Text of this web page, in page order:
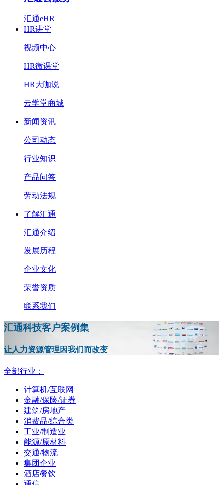
汇通eHR
HR讲堂
视频中心
HR微课堂
HR大咖说
云学堂商城
新闻资讯
公司动态
行业知识
产品问答
劳动法规
了解汇通
汇通介绍
发展历程
企业文化
荣誉资质
联系我们
汇通科技客户案例集
让人力资源管理因我们而改变
全部行业：
计算机/互联网
金融/保险/证券
建筑/房地产
消费品/综合类
工业/制造业
能源/原材料
交通/物流
集团企业
酒店餐饮